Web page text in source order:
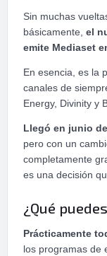
Sin muchas
básicamente, el
emite Mediaset
En esencia, es la
canales de
Energy, Divinity y
Llegó en junio
pero con un
completamente
es una decisión
¿Qué
Prácticamente
los programas de